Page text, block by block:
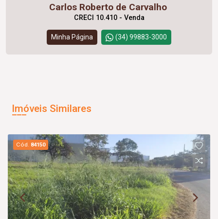
Carlos Roberto de Carvalho
CRECI 10.410 - Venda
Minha Página (34) 99883-3000
Imóveis Similares
Cód. 84150